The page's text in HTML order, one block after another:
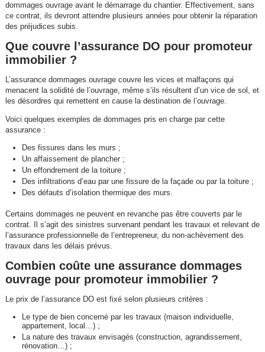
dommages ouvrage avant le démarrage du chantier. Effectivement, sans
ce contrat, ils devront attendre plusieurs années pour obtenir la réparation
des préjudices subis.
Que couvre l’assurance DO pour promoteur
immobilier ?
L’assurance dommages ouvrage couvre les vices et malfaçons qui
menacent la solidité de l’ouvrage, même s’ils résultent d’un vice de sol, et
les désordres qui remettent en cause la destination de l’ouvrage.
Voici quelques exemples de dommages pris en charge par cette
assurance :
Des fissures dans les murs ;
Un affaissement de plancher ;
Un effondrement de la toiture ;
Des infiltrations d’eau par une fissure de la façade ou par la toiture ;
Des défauts d’isolation thermique des murs.
Certains dommages ne peuvent en revanche pas être couverts par le
contrat. Il s’agit des sinistres survenant pendant les travaux et relevant de
l’assurance professionnelle de l’entrepreneur, du non-achèvement des
travaux dans les délais prévus.
Combien coûte une assurance dommages
ouvrage pour promoteur immobilier ?
Le prix de l’assurance DO est fixé selon plusieurs critères :
Le type de bien concerné par les travaux (maison individuelle,
appartement, local…) ;
La nature des travaux envisagés (construction, agrandissement,
rénovation…) ;